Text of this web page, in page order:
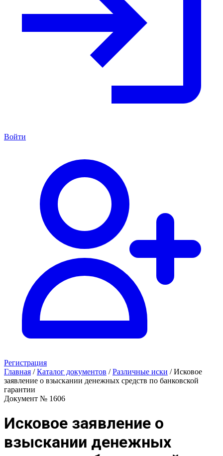
Войти
Регистрация
Главная / Каталог документов / Различные иски / Исковое
заявление о взыскании денежных средств по банковской
гарантии
Документ № 1606
Исковое заявление о
взыскании денежных